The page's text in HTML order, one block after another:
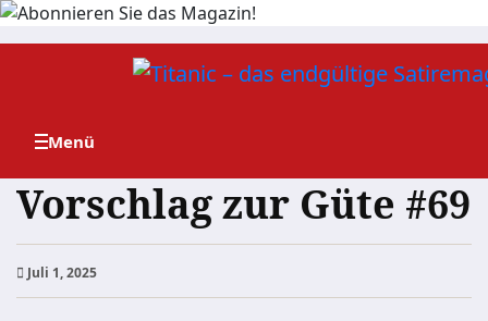
Zum
Vorschlag zur Güte #69
Juli 1, 2025